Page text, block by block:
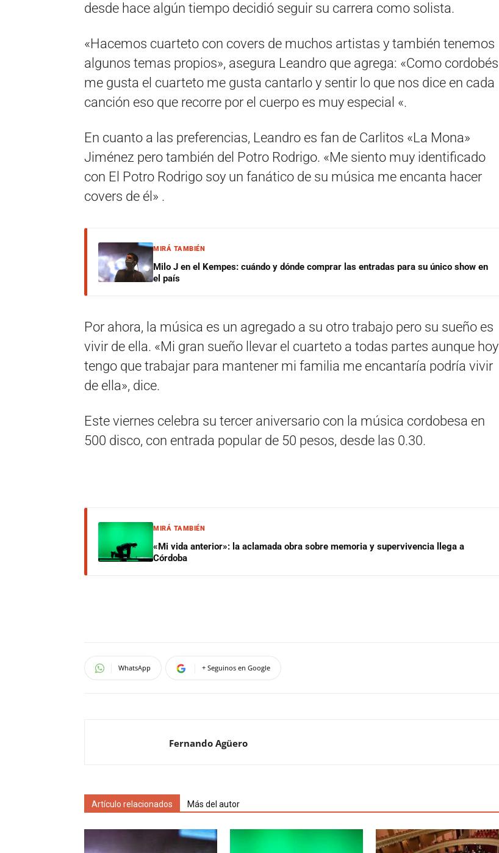
desde hace algún tiempo decidió seguir su carrera como solista.
«Hacemos cuarteto con covers de muchos artistas y también tenemos
algunos temas propios», asegura Leandro que agrega: «Como cordobés
me gusta el cuarteto me gusta cantarlo y sentir lo que nos dice en cada
canción eso que recorre por el cuerpo es muy especial «.
En cuanto a las preferencias, Leandro es fan de Carlitos «La Mona»
Jiménez pero también del Potro Rodrigo. «Me siento muy identificado
con El Potro Rodrigo soy un fanático de su música me encanta hacer
covers de él» .
MIRÁ TAMBIÉN
Milo J en el Kempes: cuándo y dónde comprar las entradas para su único show en
el país
Por ahora, la música es un agregado a su otro trabajo pero su sueño es
vivir de ella. «Mi gran sueño llevar el cuarteto a todas partes aunque hoy
tengo que trabajar para mantener mi familia me encantaría podría vivir
de ella», dice.
Este viernes celebra su tercer aniversario con la música cordobesa en
500 disco, con entrada popular de 50 pesos, desde las 0.30.
MIRÁ TAMBIÉN
«Mi vida anterior»: la aclamada obra sobre memoria y supervivencia llega a
Córdoba
WhatsApp + Seguinos en Google
Fernando Agüero
Artículo relacionados Más del autor